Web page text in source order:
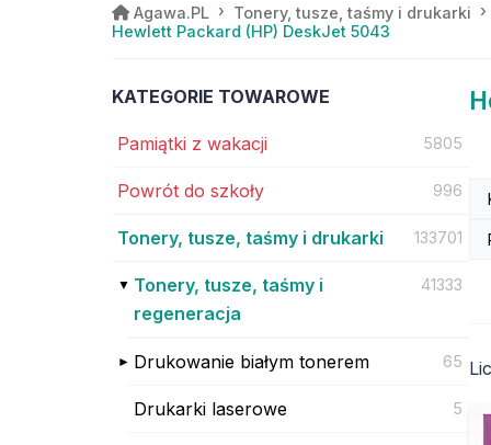
Agawa.PL
Tonery, tusze, taśmy i drukarki
Hewlett Packard (HP) DeskJet 5043
KATEGORIE TOWAROWE
Pamiątki z wakacji 5805
Powrót do szkoły 996
Tonery, tusze, taśmy i drukarki 133701
Tonery, tusze, taśmy i
regeneracja
41333
Drukowanie białym tonerem 65
Drukarki laserowe 5